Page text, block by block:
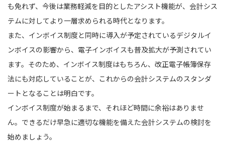
も免れず、今後は業務軽減を目的としたアシスト機能が、会計シス
テムに対してより一層求められる時代となります。
また、インボイス制度と同時に導入が予定されているデジタルイ
ンボイスの影響から、電子インボイスも普及拡大が予測されてい
ます。そのため、インボイス制度はもちろん、改正電子帳簿保存
法にも対応していることが、これからの会計システムのスタンダ
ートとなることは明白です。
インボイス制度が始まるまで、それほど時間に余裕はありませ
ん。できるだけ早急に適切な機能を備えた会計システムの検討を
始めましょう。